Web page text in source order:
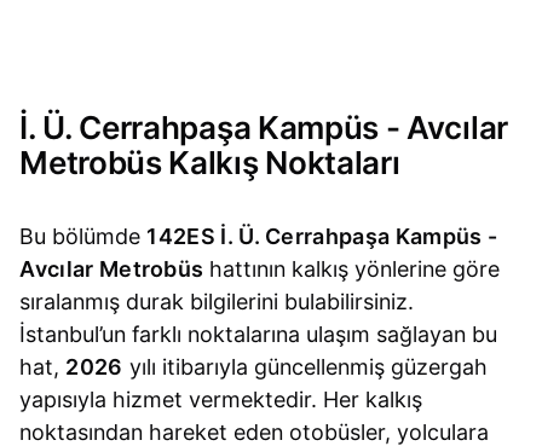
İ. Ü. Cerrahpaşa Kampüs - Avcılar
Metrobüs Kalkış Noktaları
Bu bölümde 142ES İ. Ü. Cerrahpaşa Kampüs -
Avcılar Metrobüs hattının kalkış yönlerine göre
sıralanmış durak bilgilerini bulabilirsiniz.
İstanbul’un farklı noktalarına ulaşım sağlayan bu
hat, 2026 yılı itibarıyla güncellenmiş güzergah
yapısıyla hizmet vermektedir. Her kalkış
noktasından hareket eden otobüsler, yolculara